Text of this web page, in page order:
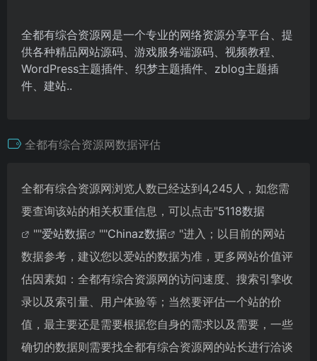
全都有综合资源网是一个专业的网络资源分享平台、提
供各种精品网站源码、游戏服务端源码、视频教程、
WordPress主题插件、织梦主题插件、zblog主题插
件、建站..
全都有综合资源网数据评估
全都有综合资源网浏览人数已经达到4,245人，如您需
要查询该站的相关权重信息，可以点击"5118数据
""爱站数据 ""Chinaz数据
"进入；以目前的网站
数据参考，建议您以爱站的数据为准，更多网站价值评
估因素如：全都有综合资源网的访问速度、搜索引擎收
录以及索引量、用户体验等；当然要评估一个站的价
值，最主要还是需要根据您自身的需求以及需要，一些
确切的数据则需要找全都有综合资源网的站长进行洽谈